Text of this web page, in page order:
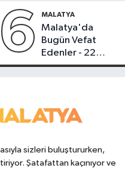
6 MALATYA
Malatya'da
Bugün Vefat
Edenler - 22
Temmuz 2026
sizleri buluştururken,
Şatafattan kaçınıyor ve